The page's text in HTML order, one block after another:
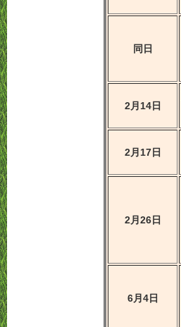
同日
2月14日
2月17日
2月26日
6月4日